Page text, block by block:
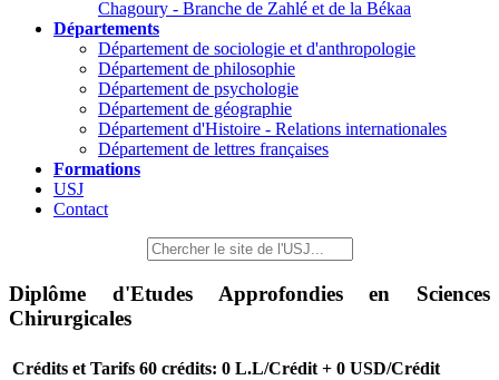
Chagoury - Branche de Zahlé et de la Békaa
Départements
Département de sociologie et d'anthropologie
Département de philosophie
Département de psychologie
Département de géographie
Département d'Histoire - Relations internationales
Département de lettres françaises
Formations
USJ
Contact
Diplôme d'Etudes Approfondies en Sciences
Chirurgicales
Crédits et Tarifs 60 crédits: 0 L.L/Crédit + 0 USD/Crédit